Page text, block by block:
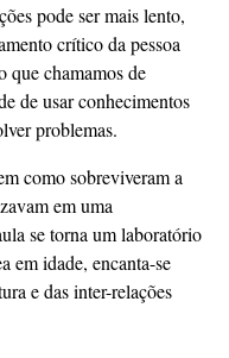
pode ser mais lento,
crítico da pessoa
que chamamos de
de usar conhecimentos
problemas.
como sobreviveram a
em uma
se torna um laboratório
em idade, encanta-se
e das inter-relações